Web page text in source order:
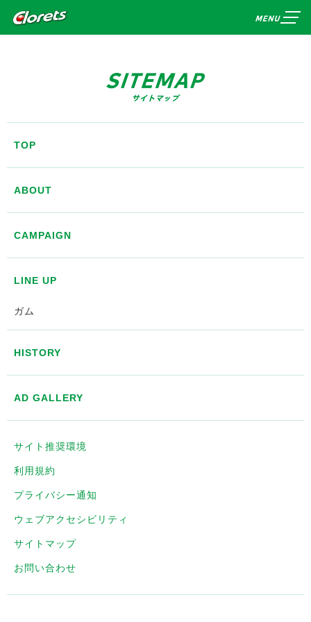
TOP
ABOUT
CAMPAIGN
LINE UP
ガム
HISTORY
AD GALLERY
サイト推奨環境
利用規約
プライバシー通知
ウェブアクセシビリティ
サイトマップ
お問い合わせ